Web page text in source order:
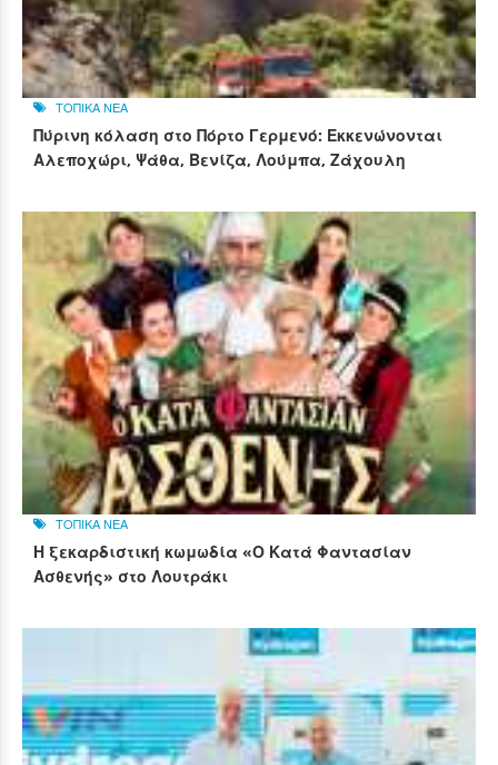
ΤΟΠΙΚΑ ΝΕΑ
Πύρινη κόλαση στο Πόρτο Γερμενό: Εκκενώνονται
Αλεποχώρι, Ψάθα, Βενίζα, Λούμπα, Ζάχουλη
ΤΟΠΙΚΑ ΝΕΑ
Η ξεκαρδιστική κωμωδία «Ο Κατά Φαντασίαν
Ασθενής» στο Λουτράκι